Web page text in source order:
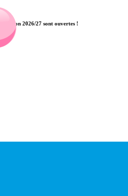
saison 2026/27 sont ouvertes !